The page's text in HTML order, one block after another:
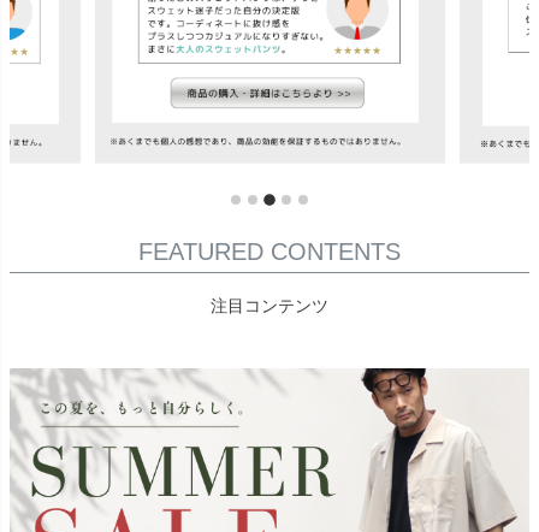
FEATURED CONTENTS
注目コンテンツ